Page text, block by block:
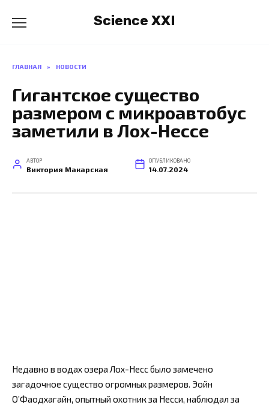
содержанию
Science XXI
ГЛАВНАЯ » НОВОСТИ
Гигантское существо
размером с микроавтобус
заметили в Лох-Нессе
АВТОР
Виктория Макарская
ОПУБЛИКОВАНО
14.07.2024
Недавно в водах озера Лох-Несс было замечено
загадочное существо огромных размеров. Эойн
О’Фаодхагайн, опытный охотник за Несси, наблюдал за